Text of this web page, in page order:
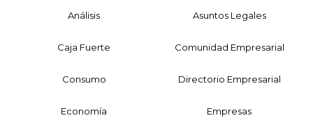
Análisis Asuntos Legales
Caja Fuerte Comunidad Empresarial
Consumo Directorio Empresarial
Economía Empresas